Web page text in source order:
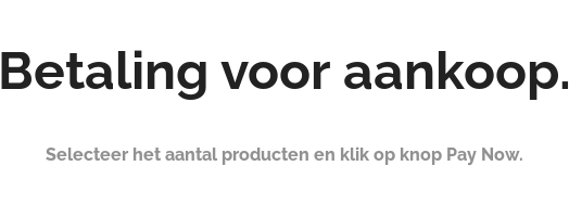
Betaling voor aankoop.
Selecteer het aantal producten en klik op knop Pay Now.